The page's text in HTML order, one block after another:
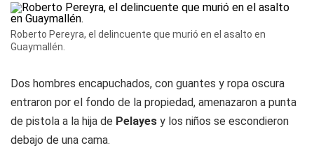
Roberto Pereyra, el delincuente que murió en el asalto en
Guaymallén.
Dos hombres encapuchados, con guantes y ropa oscura
entraron por el fondo de la propiedad, amenazaron a punta
de pistola a la hija de Pelayes y los niños se escondieron
debajo de una cama.